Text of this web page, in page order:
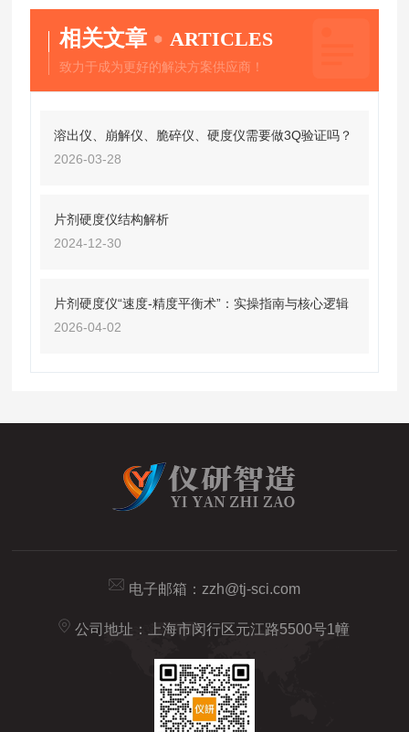
相关文章 ARTICLES
致力于成为更好的解决方案供应商！
溶出仪、崩解仪、脆碎仪、硬度仪需要做3Q验证吗？
2026-03-28
片剂硬度仪结构解析
2024-12-30
片剂硬度仪“速度-精度平衡术”：实操指南与核心逻辑
2026-04-02
电子邮箱： zzh@tj-sci.com
公司地址：上海市闵行区元江路5500号1幢